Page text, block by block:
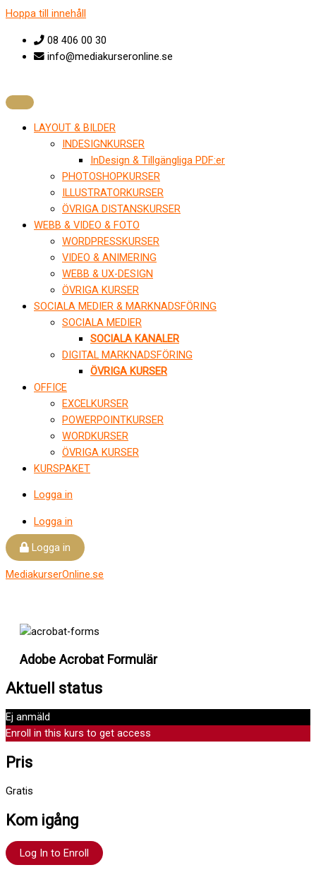
Hoppa till innehåll
08 406 00 30
info@mediakurseronline.se
LAYOUT & BILDER
INDESIGNKURSER
InDesign & Tillgängliga PDF:er
PHOTOSHOPKURSER
ILLUSTRATORKURSER
ÖVRIGA DISTANSKURSER
WEBB & VIDEO & FOTO
WORDPRESSKURSER
VIDEO & ANIMERING
WEBB & UX-DESIGN
ÖVRIGA KURSER
SOCIALA MEDIER & MARKNADSFÖRING
SOCIALA MEDIER
SOCIALA KANALER
DIGITAL MARKNADSFÖRING
ÖVRIGA KURSER
OFFICE
EXCELKURSER
POWERPOINTKURSER
WORDKURSER
ÖVRIGA KURSER
KURSPAKET
Logga in
Logga in
Logga in
MediakurserOnline.se
Adobe Acrobat Formulär
Aktuell status
Ej anmäld
Enroll in this kurs to get access
Pris
Gratis
Kom igång
Log In to Enroll